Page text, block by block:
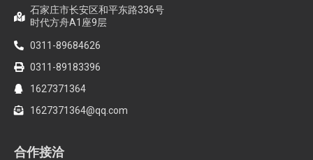
石家庄市长安区和平东路336号
时代方舟A1座9层
0311-89684626
0311-89183396
1627371364
1627371364@qq.com
合作接洽